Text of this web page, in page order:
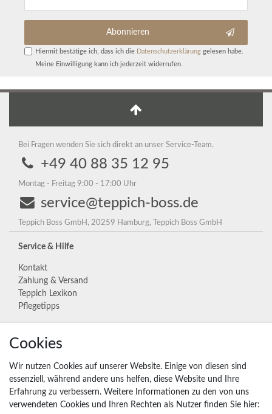
Abonnieren
Hiermit bestätige ich, dass ich die Daten­schutz­erklärunggelesen habe.
Meine Einwilligung kann ich jederzeit widerrufen.
Bei Fragen wenden Sie sich direkt an unser Service-Team.
+49 40 88 35 12 95
Montag - Freitag 9:00 - 17:00 Uhr
service@teppich-boss.de
Teppich Boss GmbH, 20259 Hamburg, Teppich Boss GmbH
Service & Hilfe
Kontakt
Zahlung & Versand
Teppich Lexikon
Pflegetipps
Unternehmen
Widerrufs­recht
Vertrag widerrufen
Impressum
Daten­schutz­erklärung
Cookies
Wir nutzen Cookies auf unserer Website. Einige von diesen sind
essenziell, während andere uns helfen, diese Website und Ihre
Erfahrung zu verbessern. Weitere Informationen zu den von uns
verwendeten Cookies und Ihren Rechten als Nutzer finden Sie hier: